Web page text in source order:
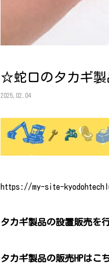
☆蛇口のタカギ
2025.02.04
https://my-site-
タカギ製品の設置販売を
タカギ製品の販売HPはこ